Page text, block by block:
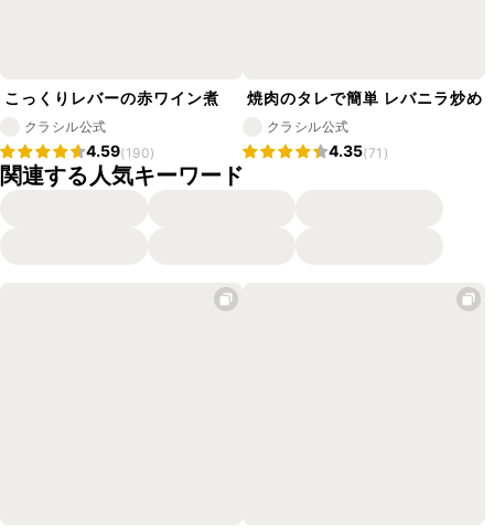
こっくりレバーの赤ワイン煮
クラシル公式
4.59(190)
焼肉のタレで簡単 レバニラ炒め
クラシル公式
4.35(71)
関連する人気キーワード